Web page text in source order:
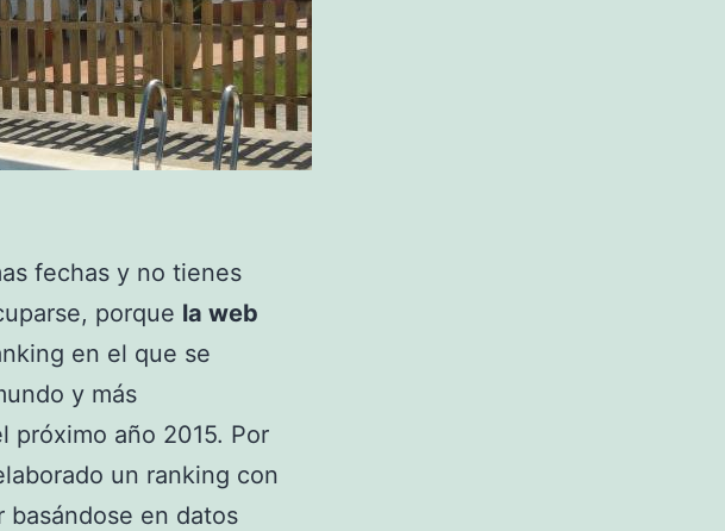
fechas y no tienes
porque la web
en el que se
y más
próximo año 2015. Por
un ranking con
basándose en datos